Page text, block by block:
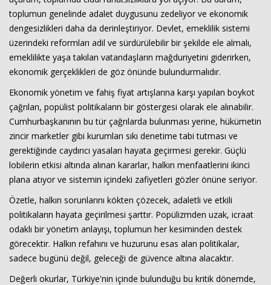
toplumun genelinde adalet duygusunu zedeliyor ve ekonomik
dengesizlikleri daha da derinleştiriyor. Devlet, emeklilik sistemi
üzerindeki reformları adil ve sürdürülebilir bir şekilde ele almalı,
emeklilikte yaşa takılan vatandaşların mağduriyetini giderirken,
ekonomik gerçeklikleri de göz önünde bulundurmalıdır.
Ekonomik yönetim ve fahiş fiyat artışlarına karşı yapılan boykot
çağrıları, popülist politikaların bir göstergesi olarak ele alınabilir.
Cumhurbaşkanının bu tür çağrılarda bulunması yerine, hükümetin
zincir marketler gibi kurumları sıkı denetime tabi tutması ve
gerektiğinde caydırıcı yasaları hayata geçirmesi gerekir. Güçlü
lobilerin etkisi altında alınan kararlar, halkın menfaatlerini ikinci
plana atıyor ve sistemin içindeki zafiyetleri gözler önüne seriyor.
Özetle, halkın sorunlarını kökten çözecek, adaletli ve etkili
politikaların hayata geçirilmesi şarttır. Popülizmden uzak, icraat
odaklı bir yönetim anlayışı, toplumun her kesiminden destek
görecektir. Halkın refahını ve huzurunu esas alan politikalar,
sadece bugünü değil, geleceği de güvence altına alacaktır.
Değerli okurlar, Türkiye'nin içinde bulunduğu bu kritik dönemde,